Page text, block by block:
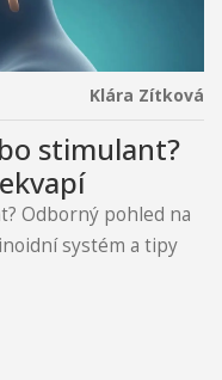
Klára Zítková
stimulant?
Odborný pohled na
systém a tipy